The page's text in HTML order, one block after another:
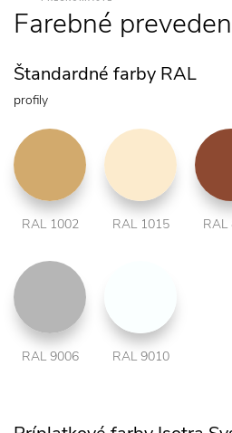
Farebné
Štandardné farby RAL
profily
RAL 1002 RAL 1015 RAL
RAL 9006 RAL 9010